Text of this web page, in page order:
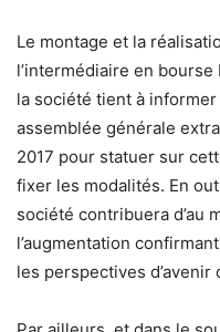
Le montage et la
l’intermédiaire en bourse
la société tient à informer
assemblée générale
2017 pour statuer sur
fixer les modalités. En
société contribuera d’au
l’augmentation
les perspectives d’avenir